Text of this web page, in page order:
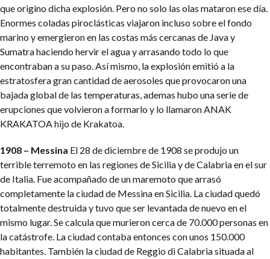
que origino dicha explosión. Pero no solo las olas mataron ese día.
Enormes coladas piroclásticas viajaron incluso sobre el fondo
marino y emergieron en las costas más cercanas de Java y
Sumatra haciendo hervir el agua y arrasando todo lo que
encontraban a su paso. Así mismo, la explosión emitió a la
estratosfera gran cantidad de aerosoles que provocaron una
bajada global de las temperaturas, ademas hubo una serie de
erupciones que volvieron a formarlo y lo llamaron ANAK
KRAKATOA hijo de Krakatoa.
1908 – Messina El 28 de diciembre de 1908 se produjo un
terrible terremoto en las regiones de Sicilia y de Calabria en el sur
de Italia. Fue acompañado de un maremoto que arrasó
completamente la ciudad de Messina en Sicilia. La ciudad quedó
totalmente destruida y tuvo que ser levantada de nuevo en el
mismo lugar. Se calcula que murieron cerca de 70.000 personas en
la catástrofe. La ciudad contaba entonces con unos 150.000
habitantes. También la ciudad de Reggio di Calabria situada al